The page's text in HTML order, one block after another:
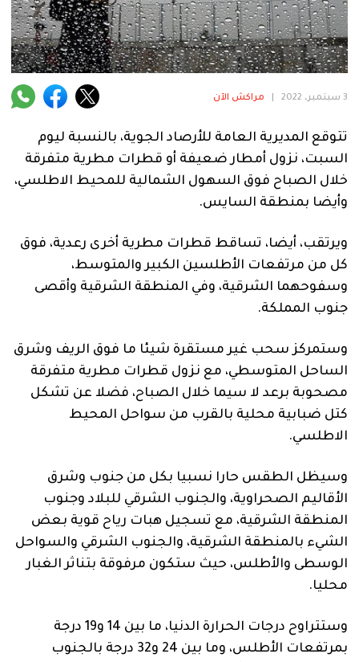
المرأة
فنية
3 سبتمبر، 2022 مراكش الآن
تتوقع المديرية العامة للأرصاد الجوية، بالنسبة ليوم
السبت، نزول أمطار ضعيفة أو قطرات مطرية متفرقة
خلال الصباح فوق السهول الشمالية للمحيط الاطلسي،
وأيضا بمنطقة السايس.
ويرتقب، أيضا، تساقط قطرات مطرية أخرى رعدية، فوق
كل من مرتفعات الأطلسين الكبير والمتوسط،
وسفوحهما الشرقية، وفي المنطقة الشرقية وأقصى
جنوب المملكة.
وستمركز سحب غير مستقرة شيئا ما فوق الريف وشرق
الساحل المتوسطي، مع نزول قطرات مطرية متفرقة
مصحوبة برعد لا سيما خلال الصباح، فضلا عن تشكل
كتل ضبابية محلية بالقرب من سواحل المحيط
الاطلسي.
وسيظل الطقس حارا نسبيا بكل من جنوب وشرق
الأقاليم الصحراوية، والجنوب الشرقي للبلاد وجنوب
المنطقة الشرقية، مع تسجيل هبات رياح قوية بعض
الشيء بالمنطقة الشرقية، والجنوب الشرقي والسواحل
الوسطى والأطلس، حيث ستكون مرفوقة بتناثر الغبار
محليا.
وستتراوح درجات الحرارة الدنيا، ما بين 14 و19 درجة
بمرتفعات الأطلس، وما بين 24 و32 درجة بالجنوب